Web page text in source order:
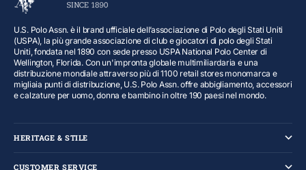
U.S. Polo Assn. è il brand ufficiale dell’associazione di Polo degli Stati Uniti
(USPA), la più grande associazione di club e giocatori di polo degli Stati
Uniti, fondata nel 1890 con sede presso USPA National Polo Center di
Wellington, Florida. Con un'impronta globale multimiliardaria e una
distribuzione mondiale attraverso più di 1100 retail stores monomarca e
migliaia punti di distribuzione, U.S. Polo Assn. offre abbigliamento, accessori
e calzature per uomo, donna e bambino in oltre 190 paesi nel mondo.
HERITAGE & STILE
CUSTOMER SERVICE